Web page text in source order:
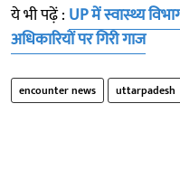
ये भी पढ़ें : UP में स्वास्थ्य
अधिकारियों पर गिरी गाज
encounter news uttarpadesh